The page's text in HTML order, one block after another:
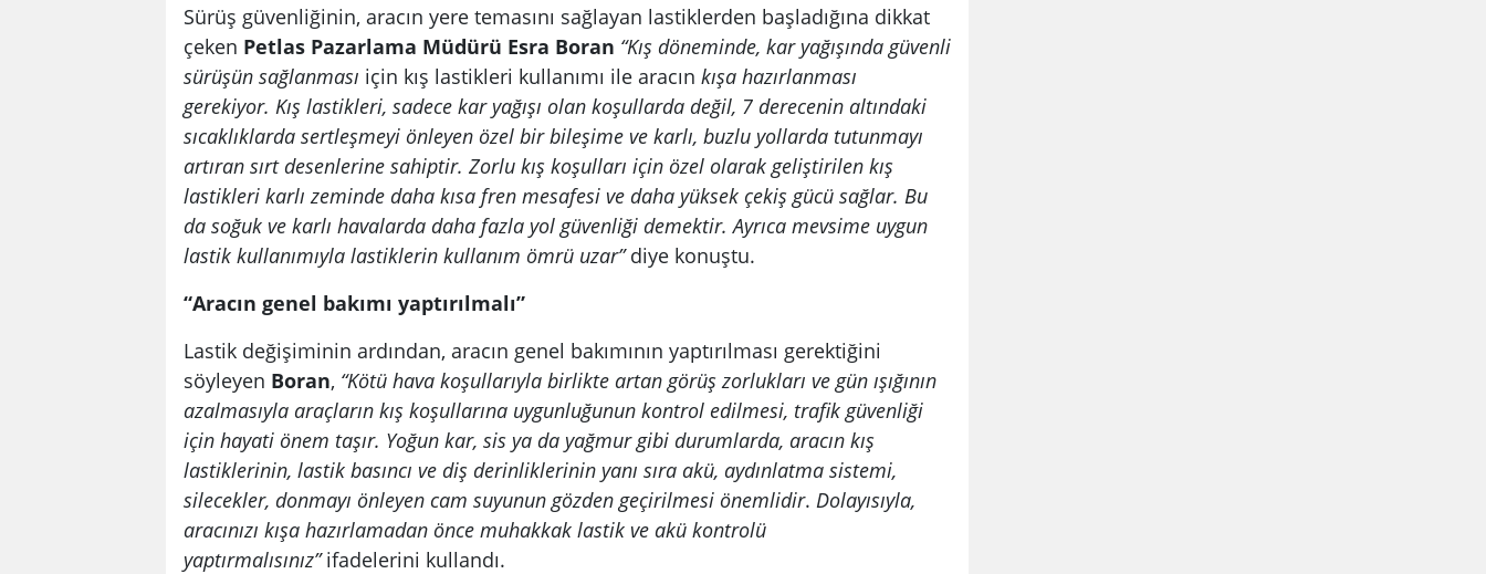
Sürüş güvenliğinin, aracın yere temasını sağlayan lastiklerden başladığına dikkat
çeken Petlas Pazarlama Müdürü Esra Boran “Kış döneminde, kar yağışında güvenli
sürüşün sağlanması için kış lastikleri kullanımı ile aracın kışa hazırlanması
gerekiyor. Kış lastikleri, sadece kar yağışı olan koşullarda değil, 7 derecenin altındaki
sıcaklıklarda sertleşmeyi önleyen özel bir bileşime ve karlı, buzlu yollarda tutunmayı
artıran sırt desenlerine sahiptir. Zorlu kış koşulları için özel olarak geliştirilen kış
lastikleri karlı zeminde daha kısa fren mesafesi ve daha yüksek çekiş gücü sağlar. Bu
da soğuk ve karlı havalarda daha fazla yol güvenliği demektir. Ayrıca mevsime uygun
lastik kullanımıyla lastiklerin kullanım ömrü uzar”diye konuştu.
“Aracın genel bakımı yaptırılmalı”
Lastik değişiminin ardından, aracın genel bakımının yaptırılması gerektiğini
söyleyen Boran, “Kötü hava koşullarıyla birlikte artan görüş zorlukları ve gün ışığının
azalmasıyla araçların kış koşullarına uygunluğunun kontrol edilmesi, trafik güvenliği
için hayati önem taşır. Yoğun kar, sis ya da yağmur gibi durumlarda, aracın kış
lastiklerinin, lastik basıncı ve diş derinliklerinin yanı sıra akü, aydınlatma sistemi,
silecekler, donmayı önleyen cam suyunun gözden geçirilmesi önemlidir. Dolayısıyla,
aracınızı kışa hazırlamadan önce muhakkak lastik ve akü kontrolü
yaptırmalısınız”ifadelerini kullandı.